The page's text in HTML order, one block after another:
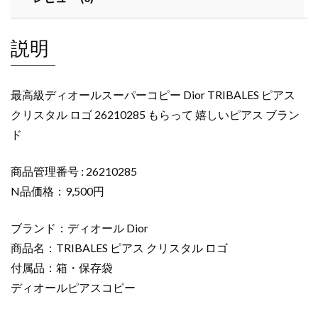
ピ
Dior
TRIBALES
ア
ス
ク
ス
タ
ロ
26210285
も
ら
説明
最高級ディオールスーパーコピー Dior TRIBALES ピアス
クリスタル ロゴ 26210285 もらって 嬉しいピアス ブラン
ド
商品管理番号 : 26210285
N品価格：9,500円
ブランド：ディオール Dior
商品名：TRIBALES ピアス クリスタル ロゴ
付属品：箱・保存袋
ディオールピアスコピー